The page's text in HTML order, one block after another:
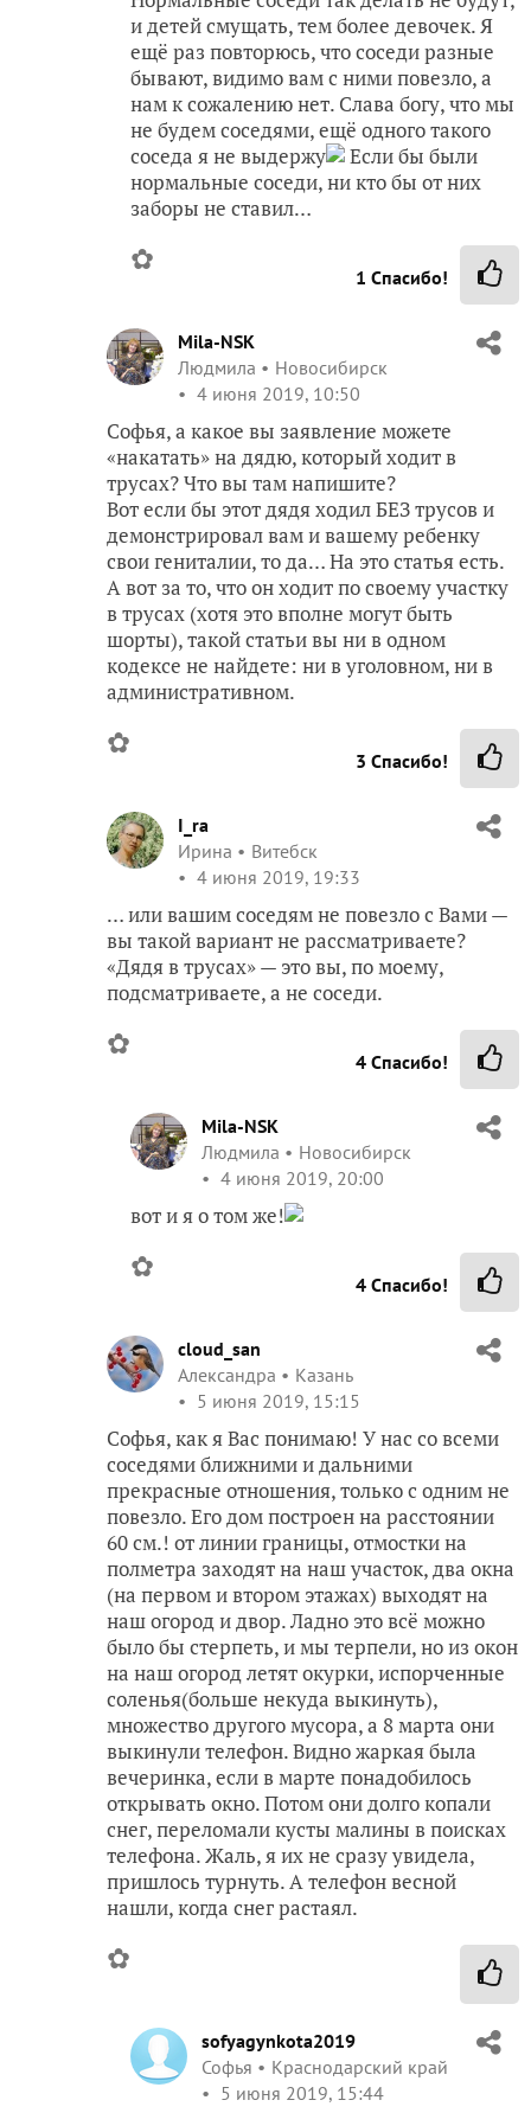
и детей смущать, тем более девочек. Я
ещё раз повторюсь, что соседи разные
бывают, видимо вам с ними повезло, а
нам к сожалению нет. Слава богу, что мы
не будем соседями, ещё одного такого
соседа я не выдержу
Если бы были
нормальные соседи, ни кто бы от них
заборы не ставил…
✿ 1 Спасибо!
Mila-NSK
Людмила
Новосибирск
4 июня 2019, 10:50
Софья, а какое вы заявление можете
«накатать» на дядю, который ходит в
трусах? Что вы там напишите?
Вот если бы этот дядя ходил БЕЗ трусов и
демонстрировал вам и вашему ребенку
свои гениталии, то да… На это статья есть.
А вот за то, что он ходит по своему участку
в трусах (хотя это вполне могут быть
шорты), такой статьи вы ни в одном
кодексе не найдете: ни в уголовном, ни в
административном.
✿ 3 Спасибо!
I_ra
Ирина
Витебск
4 июня 2019, 19:33
… или вашим соседям не повезло с Вами —
вы такой вариант не рассматриваете?
«Дядя в трусах» — это вы, по моему,
подсматриваете, а не соседи.
✿ 4 Спасибо!
Mila-NSK
Людмила
Новосибирск
4 июня 2019, 20:00
вот и я о том же!
✿ 4 Спасибо!
cloud_san
Александра
Казань
5 июня 2019, 15:15
Софья, как я Вас понимаю! У нас со всеми
соседями ближними и дальними
прекрасные отношения, только с одним не
повезло. Его дом построен на расстоянии
60 см.! от линии границы, отмостки на
полметра заходят на наш участок, два окна
(на первом и втором этажах) выходят на
наш огород и двор. Ладно это всё можно
было бы стерпеть, и мы терпели, но из окон
на наш огород летят окурки, испорченные
соленья(больше некуда выкинуть),
множество другого мусора, а 8 марта они
выкинули телефон. Видно жаркая была
вечеринка, если в марте понадобилось
открывать окно. Потом они долго копали
снег, переломали кусты малины в поисках
телефона. Жаль, я их не сразу увидела,
пришлось турнуть. А телефон весной
нашли, когда снег растаял.
✿
sofyagynkota2019
Софья
Краснодарский край
5 июня 2019, 15:44